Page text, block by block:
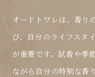
オードトワレは、香り
び、自分のライフスタ
が重要です。試香や季
ながら自分の特別な香